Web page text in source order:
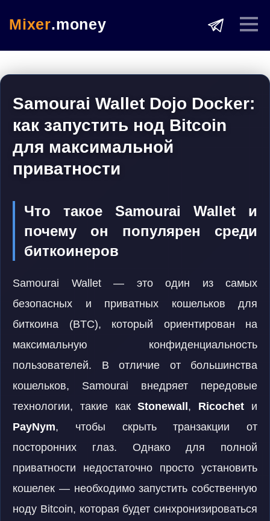
Mixer.money
Samourai Wallet Dojo Docker:
как запустить нод Bitcoin
для максимальной
приватности
Что такое Samourai Wallet и
почему он популярен среди
биткоинеров
Samourai Wallet — это один из самых
безопасных и приватных кошельков для
биткоина (BTC), который ориентирован на
максимальную конфиденциальность
пользователей. В отличие от большинства
кошельков, Samourai внедряет передовые
технологии, такие какStonewall , Ricochet и
PayNym, чтобы скрыть транзакции от
посторонних глаз. Однако для полной
приватности недостаточно просто установить
кошелек — необходимо запустить собственную
ноду Bitcoin, которая будет синхронизироваться